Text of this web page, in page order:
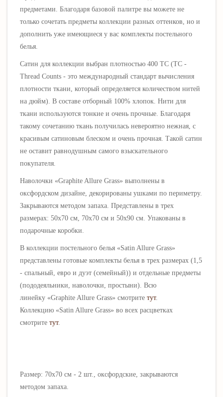
предметами. Благодаря базовой палитре вы можете не
только сочетать предметы коллекции разных оттенков, но и
дополнить уже имеющиеся у вас комплекты постельного
белья.
Сатин для коллекции выбран плотностью 400 ТС (ТС -
Thread Counts - это международный стандарт вычисления
плотности ткани, который определяется количеством нитей
на дюйм). В составе отборный 100% хлопок. Нити для
ткани используются тонкие и очень прочные. Благодаря
такому сочетанию ткань получилась невероятно нежная, с
красивым сатиновым блеском и очень прочная. Такой сатин
не оставит равнодушным самого взыскательного
покупателя.
Наволочки «Graphite Allure Grass» выполнены в
оксфордском дизайне, декорированы ушками по периметру.
Закрываются методом запаха. Представлены в трех
размерах: 50х70 см, 70х70 см и 50х90 см. Упакованы в
подарочные коробки.
В коллекции постельного белья «Satin Allure Grass»
представлены готовые комплекты белья в трех размерах (1,5
- спальный, евро и дуэт (семейный)) и отдельные предметы
(пододеяльники, наволочки, простыни). Всю
линейку «Graphite Allure Grass» смотрите тут.
Коллекцию «Satin Allure Grass» во всех расцветках
смотрите тут.
Размер: 70х70 см - 2 шт., оксфордские, закрываются
методом запаха.